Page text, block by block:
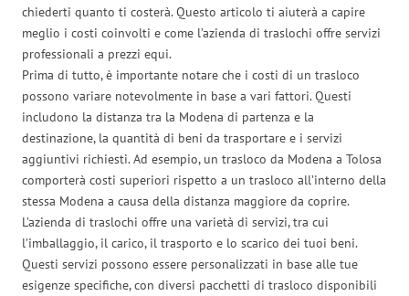
chiederti quanto ti costerà. Questo articolo ti aiuterà a capire
meglio i costi coinvolti e come l’azienda di traslochi offre servizi
professionali a prezzi equi.
Prima di tutto, è importante notare che i costi di un trasloco
possono variare notevolmente in base a vari fattori. Questi
includono la distanza tra la Modena di partenza e la
destinazione, la quantità di beni da trasportare e i servizi
aggiuntivi richiesti. Ad esempio, un trasloco da Modena a Tolosa
comporterà costi superiori rispetto a un trasloco all’interno della
stessa Modena a causa della distanza maggiore da coprire.
L’azienda di traslochi offre una varietà di servizi, tra cui
l’imballaggio, il carico, il trasporto e lo scarico dei tuoi beni.
Questi servizi possono essere personalizzati in base alle tue
esigenze specifiche, con diversi pacchetti di trasloco disponibili